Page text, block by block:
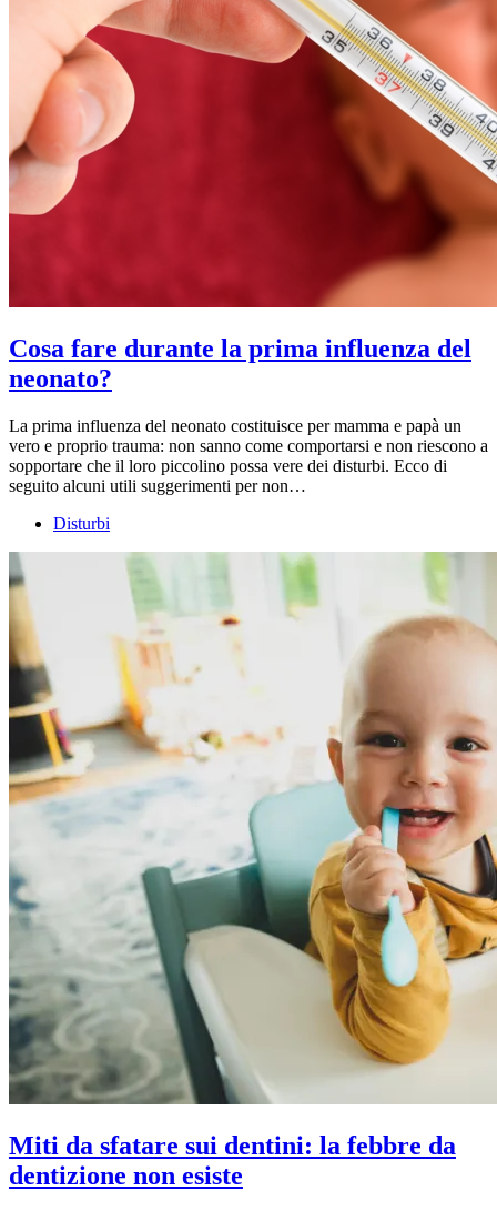
Cosa fare durante la prima influenza del
neonato?
La prima influenza del neonato costituisce per mamma e papà un
vero e proprio trauma: non sanno come comportarsi e non riescono a
sopportare che il loro piccolino possa vere dei disturbi. Ecco di
seguito alcuni utili suggerimenti per non…
Disturbi
Miti da sfatare sui dentini: la febbre da
dentizione non esiste